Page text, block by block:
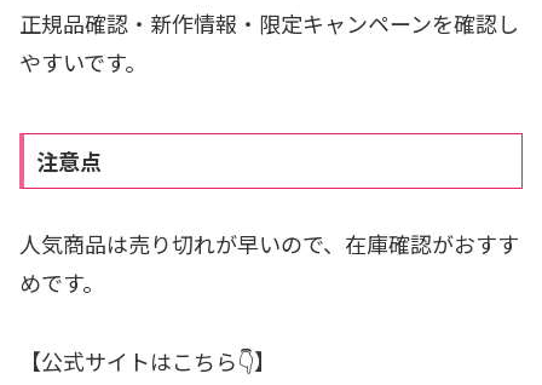
正規品確認・新作情報・限定キャンペーンを確認し
やすいです。
注意点
人気商品は売り切れが早いので、在庫確認がおすす
めです。
【公式サイトはこちら👇】